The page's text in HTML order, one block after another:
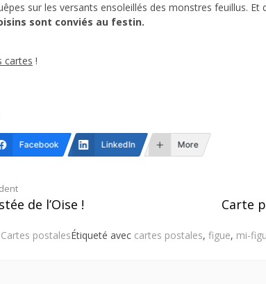
sur les versants ensoleillés des monstres feuillus. Et
sont conviés au festin.
cartes !
Facebook LinkedIn More
de l’Oise ! Carte
Cartes postalesÉtiqueté avec cartes postales, figue, mi-